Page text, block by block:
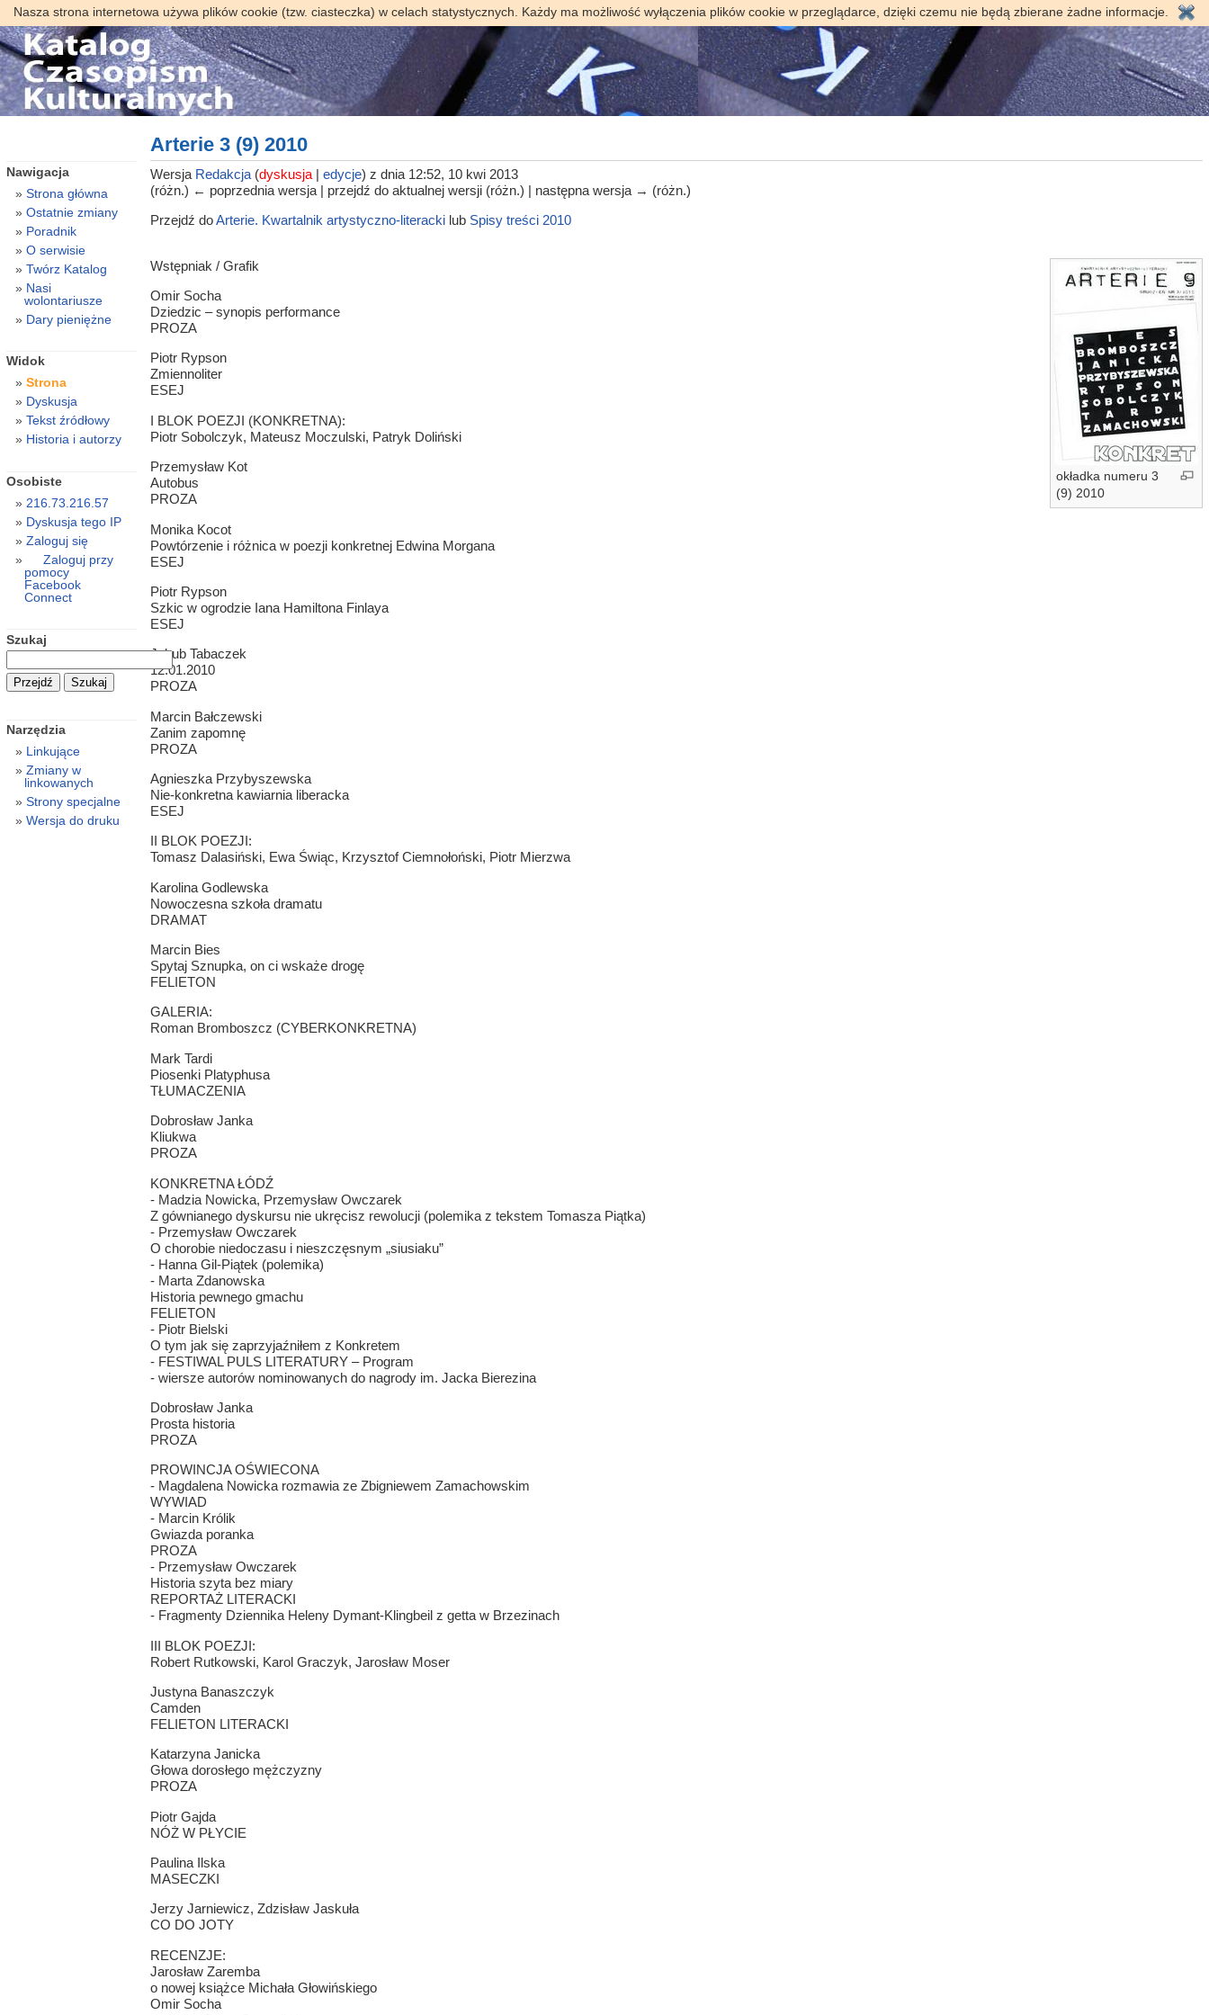
Nasza strona internetowa używa plików cookie (tzw. ciasteczka) w celach statystycznych. Każdy ma możliwość wyłączenia plików cookie w przeglądarce, dzięki czemu nie będą zbierane żadne informacje.
Arterie 3 (9) 2010
Wersja Redakcja (dyskusja| edycje) z dnia 12:52, 10 kwi 2013
(różn.) ← poprzednia wersja | przejdź do aktualnej wersji (różn.) | następna wersja → (różn.)
Przejdź doArterie. Kwartalnik artystyczno-literackilub Spisy treści 2010
okładka numeru 3
(9) 2010
Wstępniak / Grafik
Omir Socha
Dziedzic – synopis performance
PROZA
Piotr Rypson
Zmiennoliter
ESEJ
I BLOK POEZJI (KONKRETNA):
Piotr Sobolczyk, Mateusz Moczulski, Patryk Doliński
Przemysław Kot
Autobus
PROZA
Monika Kocot
Powtórzenie i różnica w poezji konkretnej Edwina Morgana
ESEJ
Piotr Rypson
Szkic w ogrodzie Iana Hamiltona Finlaya
ESEJ
Jakub Tabaczek
12.01.2010
PROZA
Marcin Bałczewski
Zanim zapomnę
PROZA
Agnieszka Przybyszewska
Nie-konkretna kawiarnia liberacka
ESEJ
II BLOK POEZJI:
Tomasz Dalasiński, Ewa Świąc, Krzysztof Ciemnołoński, Piotr Mierzwa
Karolina Godlewska
Nowoczesna szkoła dramatu
DRAMAT
Marcin Bies
Spytaj Sznupka, on ci wskaże drogę
FELIETON
GALERIA:
Roman Bromboszcz (CYBERKONKRETNA)
Mark Tardi
Piosenki Platyphusa
TŁUMACZENIA
Dobrosław Janka
Kliukwa
PROZA
KONKRETNA ŁÓDŹ
- Madzia Nowicka, Przemysław Owczarek
Z gównianego dyskursu nie ukręcisz rewolucji (polemika z tekstem Tomasza Piątka)
- Przemysław Owczarek
O chorobie niedoczasu i nieszczęsnym „siusiaku”
- Hanna Gil-Piątek (polemika)
- Marta Zdanowska
Historia pewnego gmachu
FELIETON
- Piotr Bielski
O tym jak się zaprzyjaźniłem z Konkretem
- FESTIWAL PULS LITERATURY – Program
- wiersze autorów nominowanych do nagrody im. Jacka Bierezina
Dobrosław Janka
Prosta historia
PROZA
PROWINCJA OŚWIECONA
- Magdalena Nowicka rozmawia ze Zbigniewem Zamachowskim
WYWIAD
- Marcin Królik
Gwiazda poranka
PROZA
- Przemysław Owczarek
Historia szyta bez miary
REPORTAŻ LITERACKI
- Fragmenty Dziennika Heleny Dymant-Klingbeil z getta w Brzezinach
III BLOK POEZJI:
Robert Rutkowski, Karol Graczyk, Jarosław Moser
Justyna Banaszczyk
Camden
FELIETON LITERACKI
Katarzyna Janicka
Głowa dorosłego mężczyzny
PROZA
Piotr Gajda
NÓŻ W PŁYCIE
Paulina Ilska
MASECZKI
Jerzy Jarniewicz, Zdzisław Jaskuła
CO DO JOTY
RECENZJE:
Jarosław Zaremba
o nowej książce Michała Głowińskiego
Omir Socha
Nawigacja
Strona główna
Ostatnie zmiany
Poradnik
O serwisie
Twórz Katalog
Nasi
wolontariusze
Dary pieniężne
Widok
Strona
Dyskusja
Tekst źródłowy
Historia i autorzy
Osobiste
216.73.216.57
Dyskusja tego IP
Zaloguj się
Zaloguj przy
pomocy
Facebook
Connect
Szukaj
Narzędzia
Linkujące
Zmiany w
linkowanych
Strony specjalne
Wersja do druku